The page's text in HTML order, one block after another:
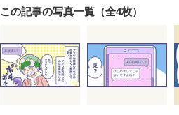
この記事の写真一覧（全4枚）